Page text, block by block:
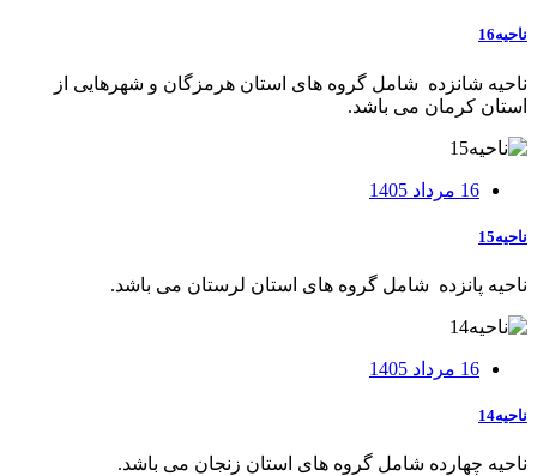
ناحیه16
ناحيه شانزده شامل گروه های استان هرمزگان و شهرهایی از
استان کرمان می باشد.
16 مرداد 1405
ناحیه15
ناحيه پانزده شامل گروه های استان لرستان می باشد.
16 مرداد 1405
ناحیه14
ناحيه چهارده شامل گروه های استان زنجان می باشد.